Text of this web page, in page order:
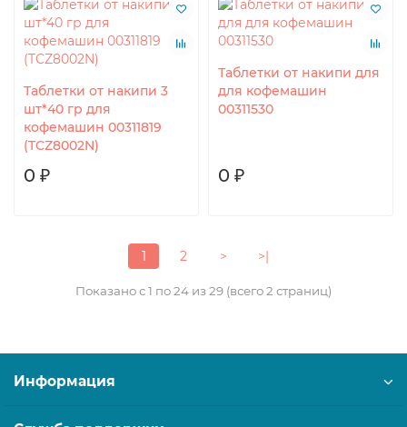
Таблетки от накипи 3
шт*40 гр для
кофемашин 00311819
(TCZ8002N)
0 ₽
Таблетки от накипи для
для кофемашин
00311530
0 ₽
1 2 > >|
Показано с 1 по 24 из 29 (всего 2 страниц)
Информация